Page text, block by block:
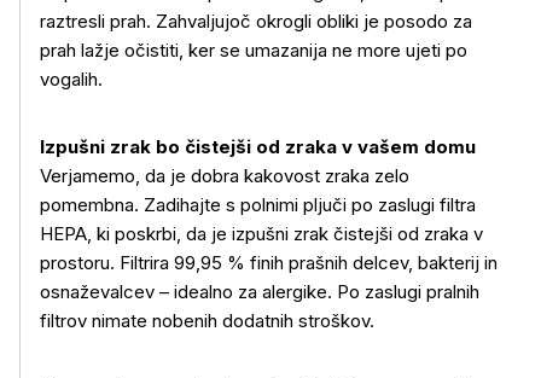
raztresli prah. Zahvaljujoč okrogli obliki je posodo za
prah lažje očistiti, ker se umazanija ne more ujeti po
vogalih.
Izpušni zrak bo čistejši od zraka v vašem domu
Verjamemo, da je dobra kakovost zraka zelo
pomembna. Zadihajte s polnimi pljuči po zaslugi filtra
HEPA, ki poskrbi, da je izpušni zrak čistejši od zraka v
prostoru. Filtrira 99,95 % finih prašnih delcev, bakterij in
osnaževalcev – idealno za alergike. Po zaslugi pralnih
filtrov nimate nobenih dodatnih stroškov.